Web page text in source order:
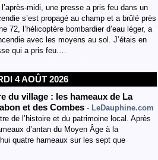
midi, une presse a pris feu dans un
s’est propagé au champ et a brûlé près
72, l’hélicoptère bombardier d’eau léger, a
avec les moyens au sol. J’étais en
qui a pris feu.…
4 AOÛT 2026
du village : les hameaux de La
et des Combes - LeDauphine.com
de l’histoire et du patrimoine local. Après
d’antan du Moyen Âge à la
quatre hameaux sur les sept que